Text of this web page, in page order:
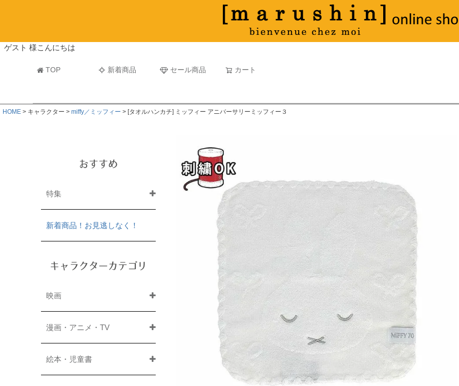
ゲスト 様こんにちは
TOP 新着商品 セール商品 カート
マフラータオル
並び順
新着順
古い順 価格が
HOME キャラクター miffy／ミッフィー [タオルハンカチ] ミッフィー アニバーサリーミッフィー３
おすすめ
特集
新着商品！お見逃しなく！
キャラクターカテゴリ
映画
漫画・アニメ・TV
絵本・児童書